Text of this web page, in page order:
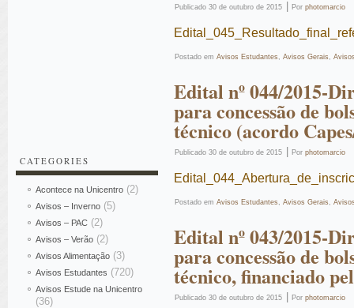
CATEGORIES
Acontece na Unicentro (2)
Avisos – Inverno (5)
Avisos – PAC (2)
Avisos – Verão (2)
Avisos Alimentação (3)
Avisos Estudantes (720)
Avisos Estude na Unicentro
(36)
Publicado 30 de outubro de 2015 Por photomarcio
Postado em Avisos Estudantes , Avisos Gerais ,
Edital nº 044/2015-
para concessão de
técnico (acordo
Publicado 30 de outubro de 2015 Por photomarcio
Postado em Avisos Estudantes , Avisos Gerais ,
Edital nº 043/2015-
para concessão de
técnico, financiado
Publicado 30 de outubro de 2015 Por photomarcio